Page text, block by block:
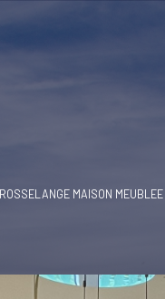
ROSSELANGE MAISON